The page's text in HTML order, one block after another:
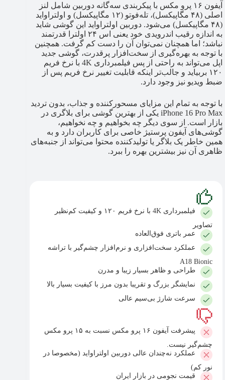
آیفون ۱۶ پرو مکس با پیکربندی سه‌گانه دوربین شامل لنز
اصلی (۴۸ مگاپیکسل)، تله‌فوتو (۱۲ مگاپیکسل) و اولتراواید
(۴۸ مگاپیکسل) می‌شود. دوربین اولتراواید این گوشی شاید
به اندازه رقیب اندرویدی خود یعنی اس ۲۴ اولترا قدرتمند
نباشد؛ اما همچنان نمی‌توان آن را دست کم گرفت. همچنین
با توجه به بهره‌گیری از سخت‌افزار پرقدرت، گوشی جدید
اپل می‌تواند به راحتی از پس فیلمبرداری 4K با نرخ فریم
۱۲۰ بربیاید و جالب‌تر اینکه قابلیت تغییر نرخ فریم پس از
ضبط ویدیو نیز وجود دارد.
با توجه به تمام این مزایای مسحورکننده و جذاب، بدون تردید
iPhone 16 Pro Max یکی از بهترین گوشی برای بلاگری در
بازار است. از سوی دیگر چه بخواهیم و چه نخواهیم،
گوشی‌های آیفون پرستیژ خاصی برای کاربران دارد و به
همین خاطر یک بلاگر یا تولیدکننده محتوا می‌تواند از جنبه‌های
ظاهری آن نیز بیشترین بهره را ببرد.
فیلمبرداری 4K با نرخ فریم ۱۲۰ و کیفیت کم‌نظیر
تصاویر
عمر باتری فوق‌العاده
عملکرد سخت‌افزاری و نرم‌افزار چشم‌گیر با تراشه
A18 Bionic
طراحی و ظاهر بسیار زیبا و مدرن
نمایشگر بزرگ و تقریبا بدون مرز با کیفیت بسیار بالا
سرعت شارژ بی‌سیم عالی
پیشرفت آیفون ۱۶ پرو مکس نسبت به ۱۵ پرو مکس
چشم‌گیر نیست.
عملکرد نه‌چندان عالی دوربین اولتراواید (مخصوصا در
نور کم)
قیمت نجومی در بازار ایران